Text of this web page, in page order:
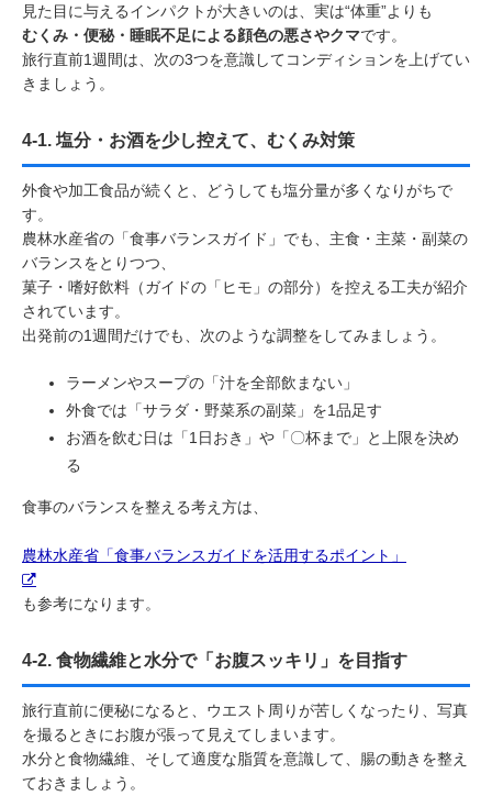
見た目に与えるインパクトが大きいのは、実は“体重”よりも
むくみ・便秘・睡眠不足による顔色の悪さやクマです。
旅行直前1週間は、次の3つを意識してコンディションを上げてい
きましょう。
4-1. 塩分・お酒を少し控えて、むくみ対策
外食や加工食品が続くと、どうしても塩分量が多くなりがちで
す。
農林水産省の「食事バランスガイド」でも、主食・主菜・副菜の
バランスをとりつつ、
菓子・嗜好飲料（ガイドの「ヒモ」の部分）を控える工夫が紹介
されています。
出発前の1週間だけでも、次のような調整をしてみましょう。
ラーメンやスープの「汁を全部飲まない」
外食では「サラダ・野菜系の副菜」を1品足す
お酒を飲む日は「1日おき」や「〇杯まで」と上限を決め
る
食事のバランスを整える考え方は、
農林水産省「食事バランスガイドを活用するポイント」
も参考になります。
4-2. 食物繊維と水分で「お腹スッキリ」を目指す
旅行直前に便秘になると、ウエスト周りが苦しくなったり、写真
を撮るときにお腹が張って見えてしまいます。
水分と食物繊維、そして適度な脂質を意識して、腸の動きを整え
ておきましょう。